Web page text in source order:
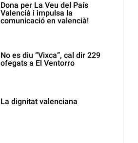
Dona per La Veu del País
Valencià i impulsa la
comunicació en valencià!
No es diu “Vixca”, cal dir 229
ofegats a El Ventorro
La dignitat valenciana